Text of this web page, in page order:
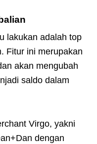
lakukan adalah top
Fitur ini merupakan
akan mengubah
saldo dalam
Virgo, yakni
dengan